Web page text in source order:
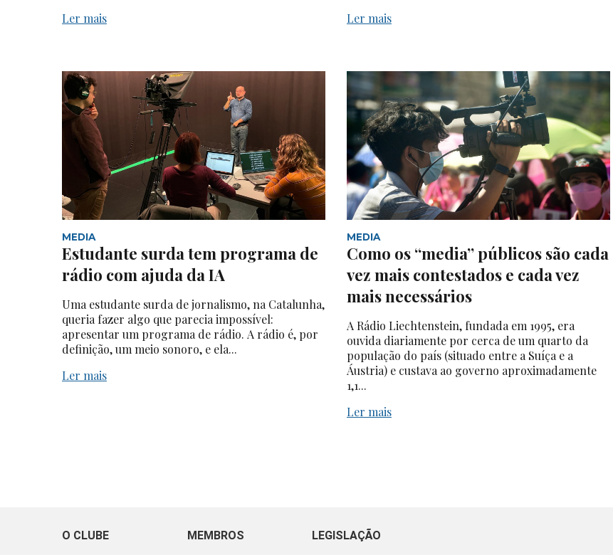
Ler mais
Ler mais
MEDIA
Estudante surda tem programa de
rádio com ajuda da IA
Uma estudante surda de jornalismo, na Catalunha,
queria fazer algo que parecia impossível:
apresentar um programa de rádio. A rádio é, por
definição, um meio sonoro, e ela...
Ler mais
MEDIA
Como os “media” públicos são cada
vez mais contestados e cada vez
mais necessários
A Rádio Liechtenstein, fundada em 1995, era
ouvida diariamente por cerca de um quarto da
população do país (situado entre a Suíça e a
Áustria) e custava ao governo aproximadamente
1,1...
Ler mais
O CLUBE MEMBROS LEGISLAÇÃO